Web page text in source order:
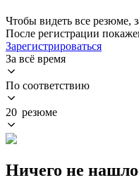
Чтобы видеть все резюме,
После регистрации
Зарегистрироваться
За всё время
По соответствию
20 резюме
Ничего не